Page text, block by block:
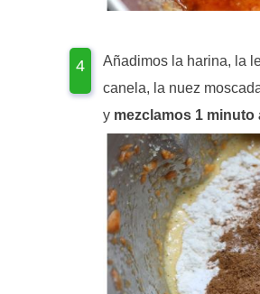
Añadimos la harina, la
canela, la nuez
y mezclamos 1 minuto